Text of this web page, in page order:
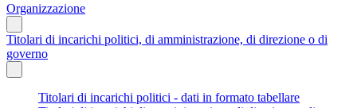
Organizzazione
Titolari di incarichi politici, di amministrazione, di direzione o di
governo
Titolari di incarichi politici - dati in formato tabellare